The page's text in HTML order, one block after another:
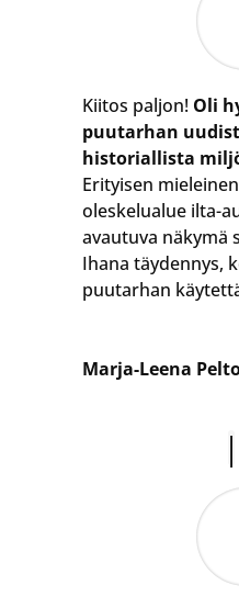
Kiitos paljon!Oli
puutarhan
historiallista
Erityisen
oleskelualue ilta-
avautuva näkymä
Ihana täydennys,
puutarhan
Marja-Leena